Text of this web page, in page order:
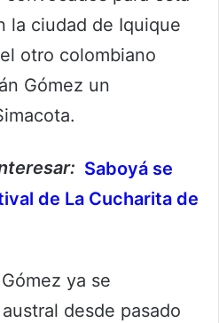
la ciudad de Iquique
otro colombiano
Gómez un
Saboyá se
de La Cucharita de
ya se
desde pasado